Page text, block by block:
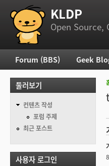
부 메뉴 KLDP
Open Source,
주 메뉴
Forum (BBS) Geek
둘러보기
컨텐츠 작성
포럼 주제
최근 포스트
사용자 로그인